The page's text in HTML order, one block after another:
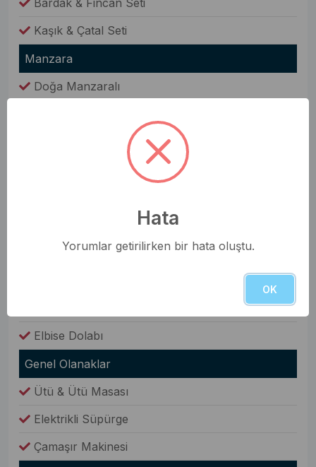
Bardak & Fincan Seti
Kaşık & Çatal Seti
Manzara
Doğa Manzaralı
Bahçe Yemek Masası
Saç Kurutma Makinesi
Elbise Dolabı
Genel Olanaklar
Ütü & Ütü Masası
Elektrikli Süpürge
Çamaşır Makinesi
Hata
Yorumlar getirilirken bir hata oluştu.
OK